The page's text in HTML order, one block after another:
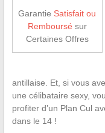
Garantie Satisfait ou
Remboursé sur
Certaines Offres
antillaise. Et, si vous
une célibataire sexy,
profiter d’un Plan Cul
dans le 14 !